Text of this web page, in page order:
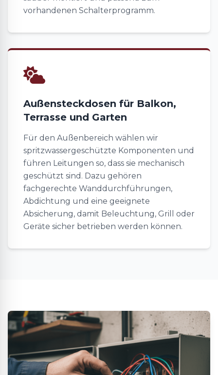
vorhandenen Schalterprogramm.
Außensteckdosen für Balkon,
Terrasse und Garten
Für den Außenbereich wählen wir
spritzwassergeschützte Komponenten und
führen Leitungen so, dass sie mechanisch
geschützt sind. Dazu gehören
fachgerechte Wanddurchführungen,
Abdichtung und eine geeignete
Absicherung, damit Beleuchtung, Grill oder
Geräte sicher betrieben werden können.